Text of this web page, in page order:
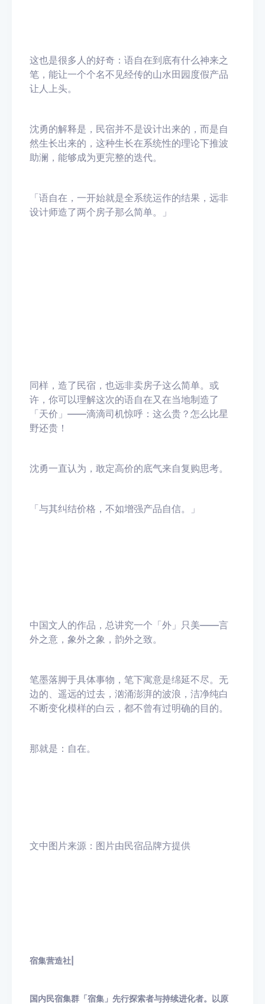
这也是很多人的好奇：语自在到底有什么神来之
笔，能让一个个名不见经传的山水田园度假产品
让人上头。
沈勇的解释是，民宿并不是设计出来的，而是自
然生长出来的，这种生长在系统性的理论下推波
助澜，能够成为更完整的迭代。
「语自在，一开始就是全系统运作的结果，远非
设计师造了两个房子那么简单。」
同样，造了民宿，也远非卖房子这么简单。或
许，你可以理解这次的语自在又在当地制造了
「天价」——滴滴司机惊呼：这么贵？怎么比星
野还贵！
沈勇一直认为，敢定高价的底气来自复购思考。
「与其纠结价格，不如增强产品自信。」
中国文人的作品，总讲究一个「外」只美——言
外之意，象外之象，韵外之致。
笔墨落脚于具体事物，笔下寓意是绵延不尽。无
边的、遥远的过去，汹涌澎湃的波浪，洁净纯白
不断变化模样的白云，都不曾有过明确的目的。
那就是：自在。
文中图片来源：图片由民宿品牌方提供
宿集营造社|
国内民宿集群「宿集」先行探索者与持续进化者。以原